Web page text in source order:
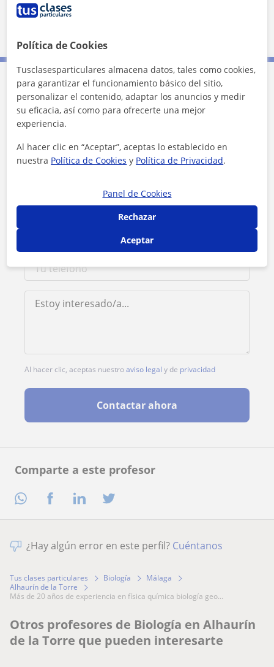
Comparte a este profesor
Localidades a las que se desplaza para dar clase
Contacta con Guillermo
Tarifa
1ª clase gratis
Al hacer clic, aceptas nuestroaviso legal y de privacidad
Contactar ahora
¿Hay algún error en este perfil? Cuéntanos
Tus clases particulares Biología
Málaga
Alhaurín de la Torre
más de 20 años de experiencia en física química biología geo...
Otros profesores de Biología en Alhaurín
de la Torre que pueden interesarte
Política de Cookies
Tusclasesparticulares almacena datos, tales como cookies,
para garantizar el funcionamiento básico del sitio,
personalizar el contenido, adaptar los anuncios y medir
su eficacia, así como para ofrecerte una mejor
experiencia.
Al hacer clic en “Aceptar”, aceptas lo establecido en
nuestra Política de Cookies y Política de Privacidad.
Panel de Cookies
Rechazar
Aceptar